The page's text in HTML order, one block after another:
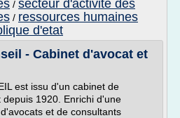
/ secteur d'activite des
/ ressources humaines
d'etat
- Cabinet d'avocat et
est issu d'un cabinet de
1920. Enrichi d'une
et de consultants